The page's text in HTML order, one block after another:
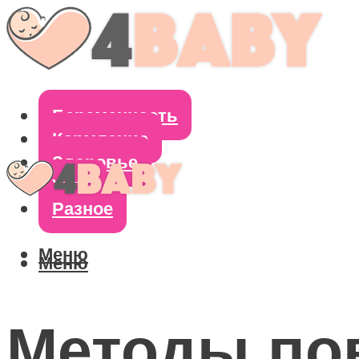
Беременность
Кормление
Здоровье
Уход
Разное
Меню
Меню